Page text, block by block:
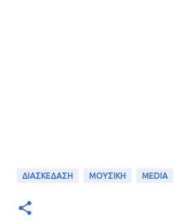
ΔΙΑΣΚΕΔΑΣΗ ΜΟΥΣΙΚΗ MEDIA